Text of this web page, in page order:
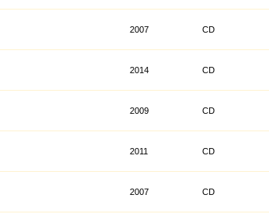
2007 CD
2014 CD
2009 CD
2011 CD
2007 CD